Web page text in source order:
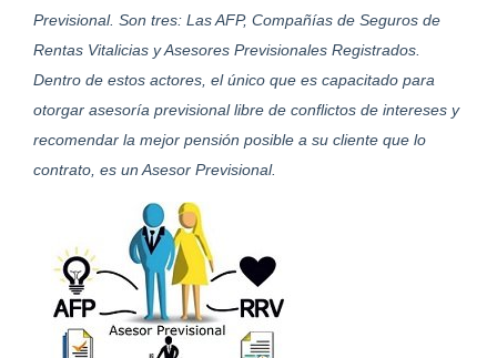
Previsional. Son tres: Las AFP, Compañías de Seguros de
Rentas Vitalicias y Asesores Previsionales Registrados.
Dentro de estos actores, el único que es capacitado para
otorgar asesoría previsional libre de conflictos de intereses y
recomendar la mejor pensión posible a su cliente que lo
contrato, es un Asesor Previsional.